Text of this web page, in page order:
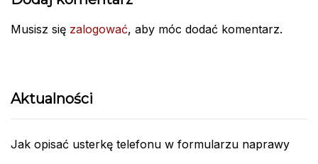
Musisz się zalogować, aby móc dodać komentarz.
Aktualności
Jak opisać usterkę telefonu w formularzu naprawy